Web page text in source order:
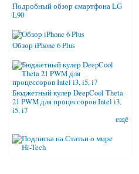
Подробный обзор смартфона LG
L90
Обзор iPhone 6 Plus
Бюджетный кулер DeepCool Theta
21 PWM для процессоров Intel i3,
i5, i7
ещё